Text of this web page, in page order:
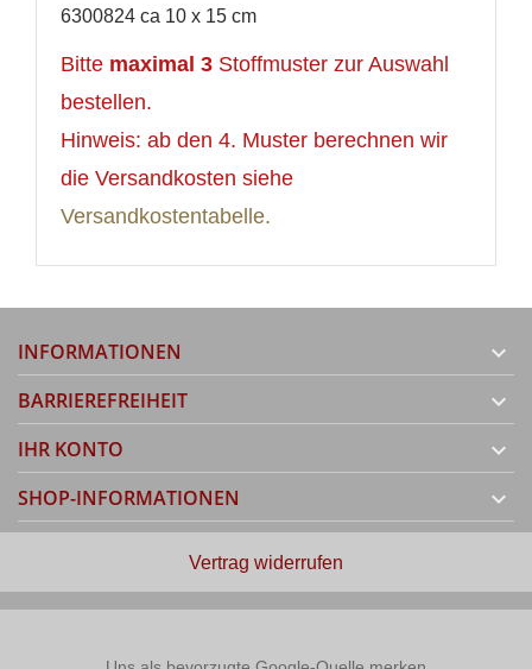
6300824 ca 10 x 15 cm
Bitte maximal 3 Stoffmuster zur Auswahl
bestellen.
Hinweis: ab den 4. Muster berechnen wir
die Versandkosten siehe
Versandkostentabelle.
INFORMATIONEN 
BARRIEREFREIHEIT 
IHR KONTO 
SHOP-INFORMATIONEN 
Vertrag widerrufen